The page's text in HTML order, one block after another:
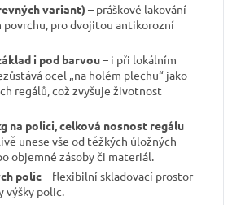
variant) – práškové lakování
povrchu, pro dvojitou antikorozní
i pod barvou– i při lokálním
ocel „na holém plechu“ jako
regálů, což zvyšuje životnost
na polici, celková nosnost regálu
unese vše od těžkých úložných
objemné zásoby či materiál.
polic– flexibilní skladovací prostor
výšky polic.